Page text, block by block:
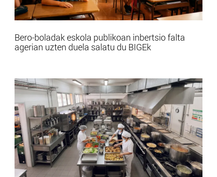
Bero-boladak eskola publikoan inbertsio falta
agerian uzten duela salatu du BIGEk